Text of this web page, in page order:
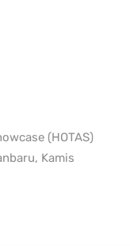
(HOTAS)
Kamis